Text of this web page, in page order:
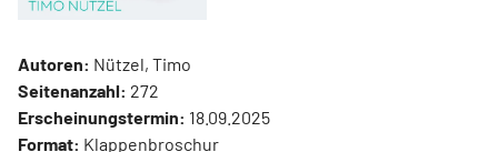
Autoren: Nützel, Timo
Seitenanzahl: 272
Erscheinungstermin: 18.09.2025
Format: Klappenbroschur